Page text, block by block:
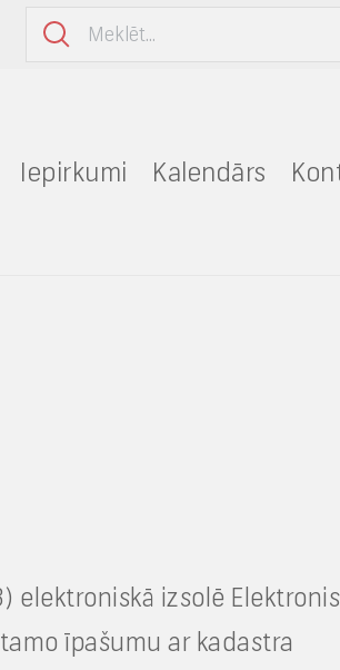
Iepirkumi Kalendārs
elektroniskā izsolē
īpašumu ar kadastra